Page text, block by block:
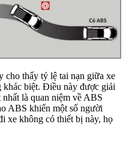
cho thấy tỷ lệ tai nạn giữa xe
biệt. Điều này được giải
là quan niệm về ABS
ABS khiến một số người
xe không có thiết bị này, họ